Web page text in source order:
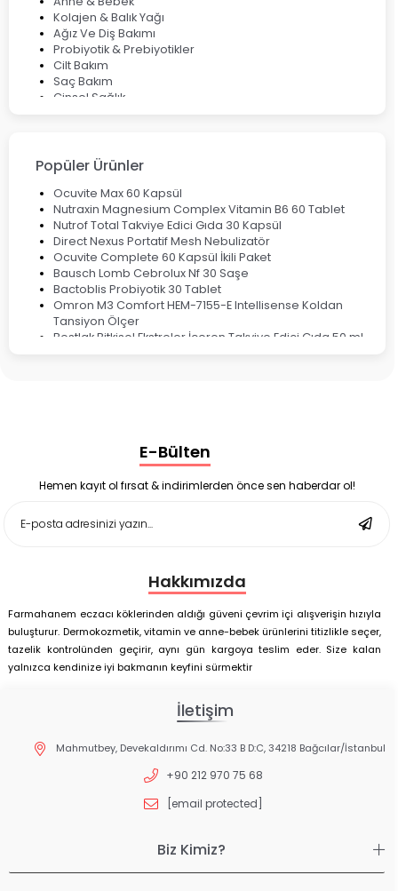
Kolajen & Balık Yağı
Ağız Ve Diş Bakımı
Probiyotik & Prebiyotikler
Cilt Bakım
Saç Bakım
Cinsel Sağlık
Popüler Ürünler
Ocuvite Max 60 Kapsül
Nutraxin Magnesium Complex Vitamin B6 60 Tablet
Nutrof Total Takviye Edici Gıda 30 Kapsül
Direct Nexus Portatif Mesh Nebulizatör
Ocuvite Complete 60 Kapsül İkili Paket
Bausch Lomb Cebrolux Nf 30 Saşe
Bactoblis Probiyotik 30 Tablet
Omron M3 Comfort HEM-7155-E Intellisense Koldan
Tansiyon Ölçer
Bestlak Bitkisel Ekstreler İçeren Takviye Edici Gıda 50 ml
Enterogermina Family 5 ml 20 Flakon
Deep Flex Stres Azaltıcı ve Enerji Dengeleyici Topraklama
Matı Set 40x60 cm
E-Bülten
Hemen kayıt ol fırsat & indirimlerden önce sen haberdar ol!
Hakkımızda
Farmahanem eczacı köklerinden aldığı güveni çevrim içi alışverişin hızıyla
buluşturur. Dermokozmetik, vitamin ve anne-bebek ürünlerini titizlikle seçer,
tazelik kontrolünden geçirir, aynı gün kargoya teslim eder. Size kalan
yalnızca kendinize iyi bakmanın keyfini sürmektir
İletişim
Mahmutbey, Devekaldırımı Cd. No:33 B D:C, 34218 Bağcılar/İstanbul
+90 212 970 75 68
[email protected]
Biz Kimiz?